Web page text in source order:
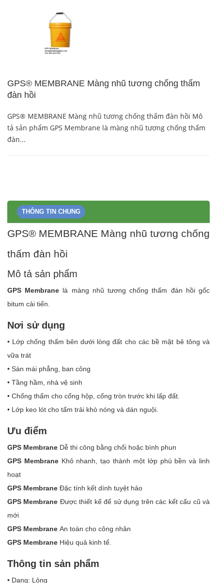
GPS® MEMBRANE Màng nhũ tương chống thấm
đàn hồi
GPS® MEMBRANE Màng nhũ tương chống thấm đàn hồi Mô
tả sản phẩm GPS Membrane là màng nhũ tương chống thấm
đàn...
THÔNG TIN CHUNG
GPS® MEMBRANE Màng nhũ tương chống
thấm đàn hồi
Mô tả sản phẩm
GPS Membrane là màng nhũ tương chống thấm đàn hồi gốc
bitum cải tiến.
Nơi sử dụng
• Lớp chống thấm bên dưới lòng đất cho các bề mặt bê tông và
vữa trát
• Sàn mái phẳng, ban công
• Tầng hầm, nhà vệ sinh
• Chống thấm cho cống hộp, cống tròn trước khi lấp đất.
• Lớp keo lót cho tấm trải khò nóng và dán nguội.
Ưu điểm
GPS Membrane Dễ thi công bằng chổi hoặc bình phun
GPS Membrane Khô nhanh, tạo thành một lớp phủ bền và linh
hoạt
GPS Membrane Đặc tính kết dính tuyệt hảo
GPS Membrane Được thiết kế để sử dụng trên các kết cấu cũ và
mới
GPS Membrane An toàn cho công nhân
GPS Membrane Hiệu quả kinh tế.
Thông tin sản phẩm
• Dạng: Lỏng